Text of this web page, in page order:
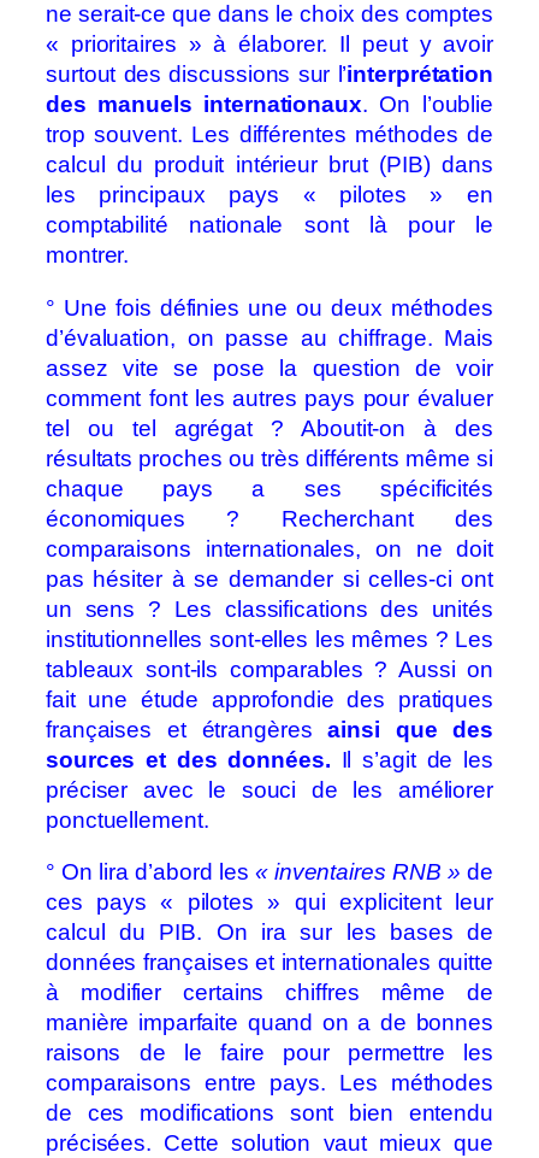
ne serait-ce que dans le choix des comptes
« prioritaires » à élaborer. Il peut y avoir
surtout des discussions sur l’interprétation
des manuels internationaux. On l’oublie
trop souvent. Les différentes méthodes de
calcul du produit intérieur brut (PIB) dans
les principaux pays « pilotes » en
comptabilité nationale sont là pour le
montrer.
° Une fois définies une ou deux méthodes
d’évaluation, on passe au chiffrage. Mais
assez vite se pose la question de voir
comment font les autres pays pour évaluer
tel ou tel agrégat ? Aboutit-on à des
résultats proches ou très différents même si
chaque pays a ses spécificités
économiques ? Recherchant des
comparaisons internationales, on ne doit
pas hésiter à se demander si celles-ci ont
un sens ? Les classifications des unités
institutionnelles sont-elles les mêmes ? Les
tableaux sont-ils comparables ? Aussi on
fait une étude approfondie des pratiques
françaises et étrangèresainsi que des
sources et des données. Il s’agit de les
préciser avec le souci de les améliorer
ponctuellement.
° On lira d’abord les « inventaires RNB » de
ces pays « pilotes » qui explicitent leur
calcul du PIB. On ira sur les bases de
données françaises et internationales quitte
à modifier certains chiffres même de
manière imparfaite quand on a de bonnes
raisons de le faire pour permettre les
comparaisons entre pays. Les méthodes
de ces modifications sont bien entendu
précisées. Cette solution vaut mieux que